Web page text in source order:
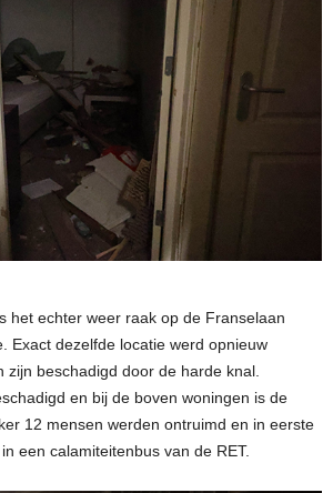
het echter weer raak op de Franselaan
Exact dezelfde locatie werd opnieuw
zijn beschadigd door de harde knal.
en bij de boven woningen is de
12 mensen werden ontruimd en in eerste
een calamiteitenbus van de RET.